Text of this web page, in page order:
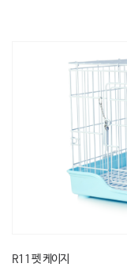
R11 펫 케이지